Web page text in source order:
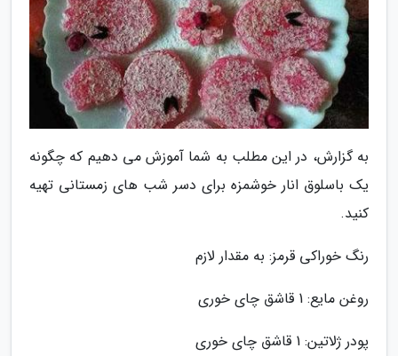
به گزارش، در این مطلب به شما آموزش می دهیم که چگونه
یک باسلوق انار خوشمزه برای دسر شب های زمستانی تهیه
کنید.
رنگ خوراکی قرمز: به مقدار لازم
روغن مایع: 1 قاشق چای خوری
پودر ژلاتین: 1 قاشق چای خوری